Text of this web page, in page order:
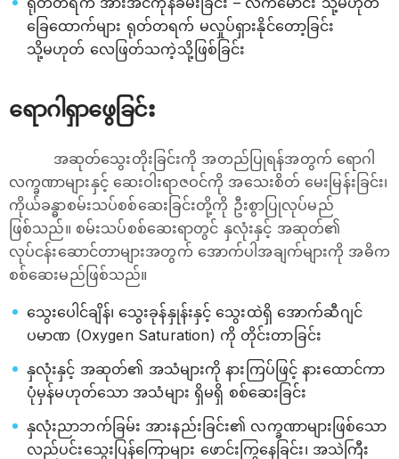
ခြေထောက်များ ရုတ်တရက် မလှုပ်ရှားနိုင်တော့ခြင်း
သို့မဟုတ် လေဖြတ်သကဲ့သို့ဖြစ်ခြင်း
ရောဂါရှာဖွေခြင်း
အဆုတ်သွေးတိုးခြင်းကို အတည်ပြုရန်အတွက် ရောဂါ
လက္ခဏာများနှင့် ဆေးဝါးရာဇဝင်ကို အသေးစိတ် မေးမြန်းခြင်း၊
ကိုယ်ခန္ဓာစမ်းသပ်စစ်ဆေးခြင်းတို့ကို ဦးစွာပြုလုပ်မည်
ဖြစ်သည်။ စမ်းသပ်စစ်ဆေးရာတွင် နှလုံးနှင့် အဆုတ်၏
လုပ်ငန်းဆောင်တာများအတွက် အောက်ပါအချက်များကို အဓိက
စစ်ဆေးမည်ဖြစ်သည်။
သွေးပေါင်ချိန်၊ သွေးခုန်နှုန်းနှင့် သွေးထဲရှိ အောက်ဆီဂျင်
ပမာဏ (Oxygen Saturation) ကို တိုင်းတာခြင်း
နှလုံးနှင့် အဆုတ်၏ အသံများကို နားကြပ်ဖြင့် နားထောင်ကာ
ပုံမှန်မဟုတ်သော အသံများ ရှိမရှိ စစ်ဆေးခြင်း
နှလုံးညာဘက်ခြမ်း အားနည်းခြင်း၏ လက္ခဏာများဖြစ်သော
လည်ပင်းသွေးပြန်ကြောများ ဖောင်းကြွနေခြင်း၊ အသဲကြီး